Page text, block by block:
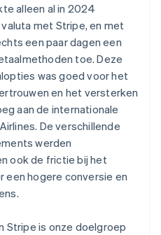
alleen al in 2024
met Stripe, en met
een paar dagen een
toe. Deze
was goed voor het
en het versterken
aan de internationale
De verschillende
werden
ook de frictie bij het
een hogere conversie en
Stripe is onze doelgroep